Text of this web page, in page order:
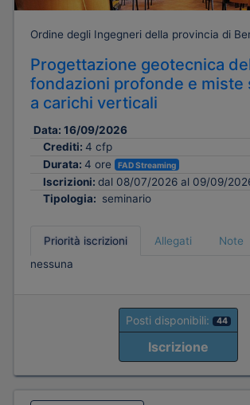
Ordine degli Ingegneri della provincia di
Progettazione geotecnica
fondazioni profonde e miste
a carichi verticali
Data: 16/09/2026
Crediti: 4 cfp
Durata: 4 ore FAD Streaming
Iscrizioni: dal 08/07/2026 al 09/09/
Tipologia: seminario
Priorità iscrizioni Allegati
Note
nessuna
Posti disponibili: 44
Iscrizione